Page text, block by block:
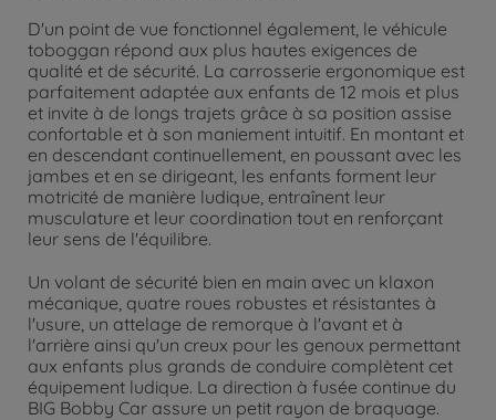
D'un point de vue fonctionnel également, le véhicule
toboggan répond aux plus hautes exigences de
qualité et de sécurité. La carrosserie ergonomique est
parfaitement adaptée aux enfants de 12 mois et plus
et invite à de longs trajets grâce à sa position assise
confortable et à son maniement intuitif. En montant et
en descendant continuellement, en poussant avec les
jambes et en se dirigeant, les enfants forment leur
motricité de manière ludique, entraînent leur
musculature et leur coordination tout en renforçant
leur sens de l'équilibre.
Un volant de sécurité bien en main avec un klaxon
mécanique, quatre roues robustes et résistantes à
l'usure, un attelage de remorque à l'avant et à
l'arrière ainsi qu'un creux pour les genoux permettant
aux enfants plus grands de conduire complètent cet
équipement ludique. La direction à fusée continue du
BIG Bobby Car assure un petit rayon de braquage.